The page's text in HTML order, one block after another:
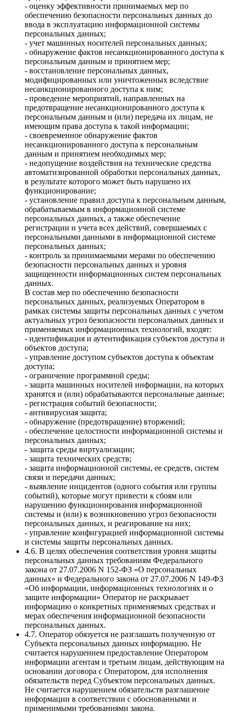
- оценку эффективности принимаемых мер по
обеспечению безопасности персональных данных до
ввода в эксплуатацию информационной системы
персональных данных;
- учет машинных носителей персональных данных;
- обнаружение фактов несанкционированного доступа к
персональным данным и принятием мер;
- восстановление персональных данных,
модифицированных или уничтоженных вследствие
несанкционированного доступа к ним;
- проведение мероприятий, направленных на
предотвращение несанкционированного доступа к
персональным данным и (или) передача их лицам, не
имеющим права доступа к такой информации;
- своевременное обнаружение фактов
несанкционированного доступа к персональным
данным и принятием необходимых мер;
- недопущение воздействия на технические средства
автоматизированной обработки персональных данных,
в результате которого может быть нарушено их
функционирование;
- установление правил доступа к персональным данным,
обрабатываемым в информационной системе
персональных данных, а также обеспечение
регистрации и учета всех действий, совершаемых с
персональными данными в информационной системе
персональных данных;
- контроль за принимаемыми мерами по обеспечению
безопасности персональных данных и уровня
защищенности информационных систем персональных
данных.
В состав мер по обеспечению безопасности
персональных данных, реализуемых Оператором в
рамках системы защиты персональных данных с учетом
актуальных угроз безопасности персональных данных и
применяемых информационных технологий, входят:
- идентификация и аутентификация субъектов доступа и
объектов доступа;
- управление доступом субъектов доступа к объектам
доступа;
- ограничение программной среды;
- защита машинных носителей информации, на которых
хранятся и (или) обрабатываются персональные данные;
- регистрация событий безопасности;
- антивирусная защита;
- обнаружение (предотвращение) вторжений;
- обеспечение целостности информационной системы и
персональных данных;
- защита среды виртуализации;
- защита технических средств;
- защита информационной системы, ее средств, систем
связи и передачи данных;
- выявление инцидентов (одного события или группы
событий), которые могут привести к сбоям или
нарушению функционирования информационной
системы и (или) к возникновению угроз безопасности
персональных данных, и реагирование на них;
- управление конфигурацией информационной системы
и системы защиты персональных данных.
4.6. В целях обеспечения соответствия уровня защиты
персональных данных требованиям Федерального
закона от 27.07.2006 N 152-ФЗ «О персональных
данных» и Федерального закона от 27.07.2006 N 149-ФЗ
«Об информации, информационных технологиях и о
защите информации» Оператор не раскрывает
информацию о конкретных применяемых средствах и
мерах обеспечения информационной безопасности
персональных данных.
4.7. Оператор обязуется не разглашать полученную от
Субъекта персональных данных информацию. Не
считается нарушением предоставление Оператором
информации агентам и третьим лицам, действующим на
основании договора с Оператором, для исполнения
обязательств перед Субъектом персональных данных.
Не считается нарушением обязательств разглашение
информации в соответствии с обоснованными и
применимыми требованиями закона.